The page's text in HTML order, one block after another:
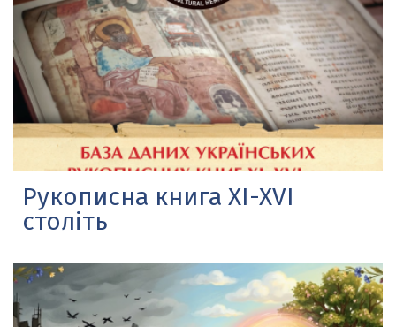
Рукописна книга XI-XVI
століть